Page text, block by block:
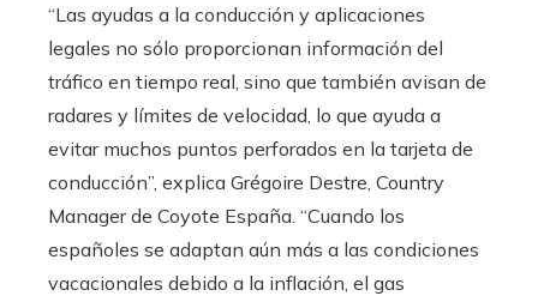
“Las ayudas a la conducción y aplicaciones
legales no sólo proporcionan información del
tráfico en tiempo real, sino que también avisan de
radares y límites de velocidad, lo que ayuda a
evitar muchos puntos perforados en la tarjeta de
conducción”, explica Grégoire Destre, Country
Manager de Coyote España. “Cuando los
españoles se adaptan aún más a las condiciones
vacacionales debido a la inflación, el gas